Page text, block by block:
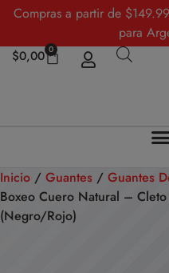
Compras a partir de
para
$0,00 0
Inicio / Guantes / Guantes
Boxeo Cuero Natural –
(Negro/Rojo)